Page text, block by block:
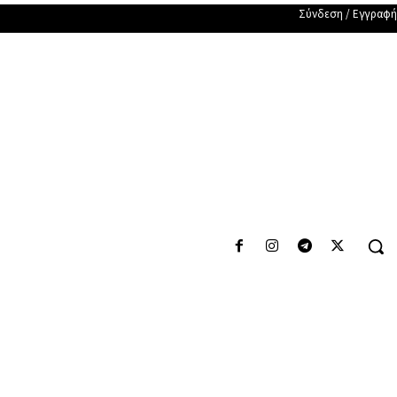
Σύνδεση / Εγγραφή